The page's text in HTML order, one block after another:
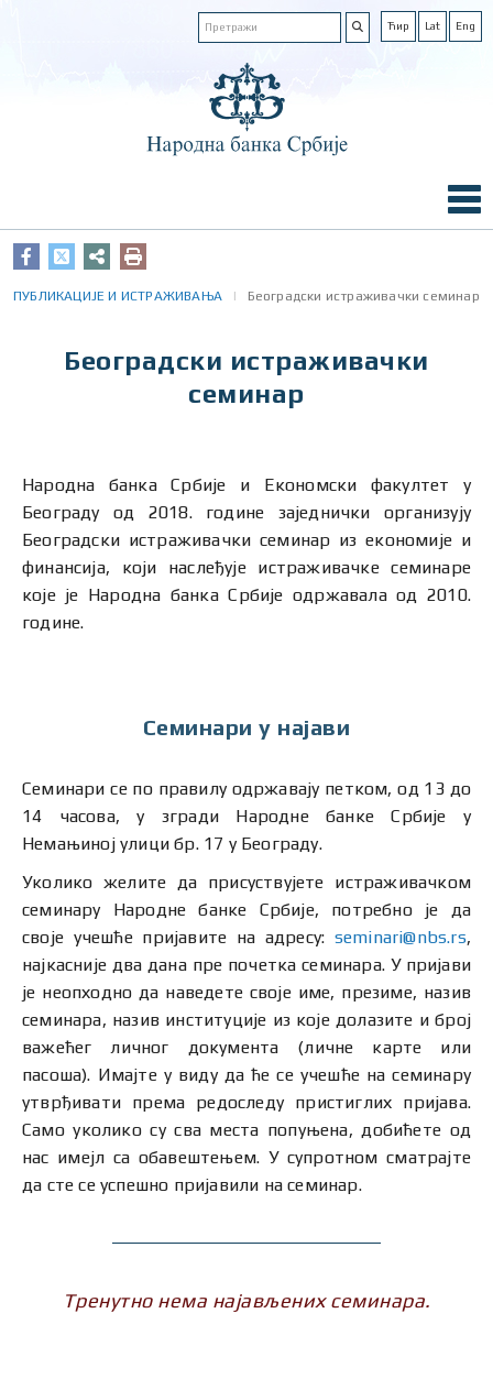
Ћир Lat Eng
ПУБЛИКАЦИЈЕ И ИСТРАЖИВАЊА Београдски истраживачки семинар
Београдски истраживачки
семинар
Народна банка Србије и Економски факултет у
Београду од 2018. године заједнички организују
Београдски истраживачки семинар из економије и
финансија, који наслеђује истраживачке семинаре
које је Народна банка Србије одржавала од 2010.
године.
Семинари у најави
Семинари се по правилу одржавају петком, од 13 до
14 часова, у згради Народне банке Србије у
Немањиној улици бр. 17 у Београду.
Уколико желите да присуствујете истраживачком
семинару Народне банке Србије, потребно је да
своје учешће пријавите на адресу: seminari@nbs.rs,
најкасније два дана пре почетка семинара. У пријави
је неопходно да наведете своје име, презиме, назив
семинара, назив институције из које долазите и број
важећег личног документа (личне карте или
пасоша). Имајте у виду да ће се учешће на семинару
утврђивати према редоследу пристиглих пријава.
Само уколико су сва места попуњена, добићете од
нас имејл са обавештењем. У супротном сматрајте
да сте се успешно пријавили на семинар.
Тренутно нема најављених семинара.